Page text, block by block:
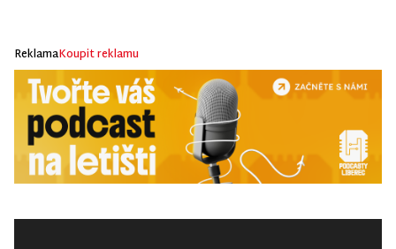
ReklamaKoupit reklamu